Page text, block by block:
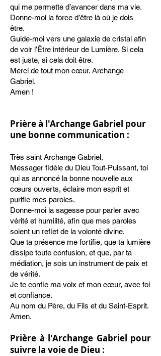
qui me permette d’avancer dans ma vie.
Donne-moi la force d’être là où je dois
être.
Guide-moi vers une galaxie de cristal afin
de voir l’Être intérieur de Lumière. Si cela
est juste, si cela doit être.
Merci de tout mon cœur. Archange
Gabriel.
Amen !
Prièreà l'Archange Gabriel pour
une bonne communication :
Très saint Archange Gabriel,
Messager fidèle du Dieu Tout-Puissant, toi
qui as annoncé la bonne nouvelle aux
cœurs ouverts, éclaire mon esprit et
purifie mes paroles.
Donne-moi la sagesse pour parler avec
vérité et humilité, afin que mes paroles
soient un reflet de la volonté divine.
Que ta présence me fortifie, que ta lumière
dissipe toute confusion, et que, par ta
médiation, je sois un instrument de paix et
de vérité.
Je te confie ma voix et mon cœur, avec foi
et confiance.
Au nom du Père, du Fils et du Saint-Esprit.
Amen.
Prière à l'Archange Gabriel pour
suivre la voie de Dieu :